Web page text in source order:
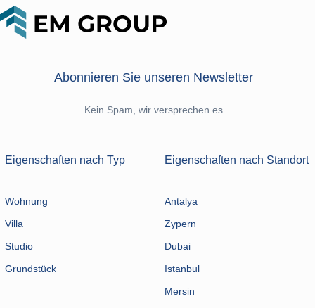
Abonnieren Sie unseren Newsletter
Kein Spam, wir versprechen es
Eigenschaften nach Typ
Wohnung
Villa
Studio
Grundstück
Eigenschaften nach Standort
Antalya
Zypern
Dubai
Istanbul
Mersin